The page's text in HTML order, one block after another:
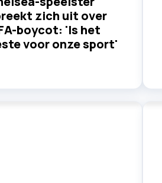
zich uit over
boycot: 'Is het
voor onze sport'